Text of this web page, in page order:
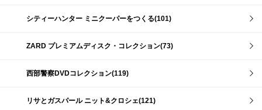
シティーハンター ミニクーパーをつくる(101)
ZARD プレミアムディスク・コレクション(73)
西部警察DVDコレクション(119)
リサとガスパール ニット&クロシェ(121)